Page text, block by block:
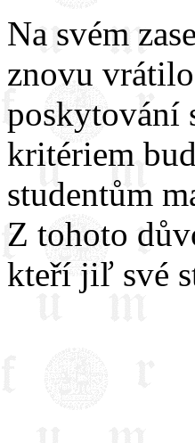
Na svém
znovu
poskytování
kritériem
studentům
Z tohoto
kteří jiľ své